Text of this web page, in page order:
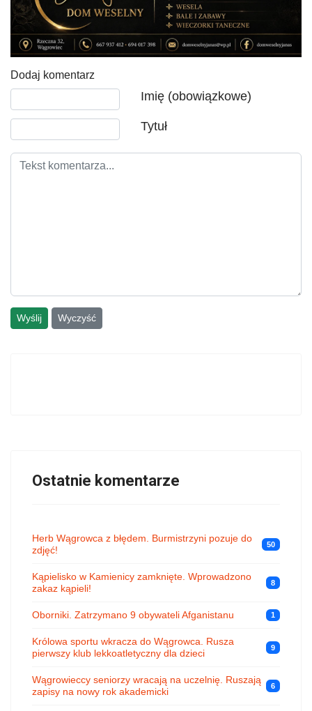
Dodaj komentarz
Imię (obowiązkowe)
Tytuł
Tekst komentarza
Wyślij Wyczyść
Ostatnie komentarze
Herb Wągrowca z błędem. Burmistrzyni pozuje do
zdjęć!
50
Kąpielisko w Kamienicy zamknięte. Wprowadzono
zakaz kąpieli!
8
Oborniki. Zatrzymano 9 obywateli Afganistanu 1
Królowa sportu wkracza do Wągrowca. Rusza
pierwszy klub lekkoatletyczny dla dzieci
9
Wągrowieccy seniorzy wracają na uczelnię. Ruszają
zapisy na nowy rok akademicki
6